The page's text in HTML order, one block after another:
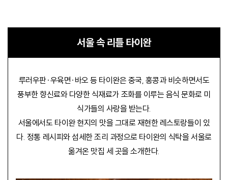
서울 속 리틀 타이완
루러우판·우육면·바오 등 타이완은 중국, 홍콩과 비슷하면서도
풍부한 향신료와 다양한 식재료가 조화를 이루는 음식 문화로 미
식가들의 사랑을 받는다.
서울에서도 타이완 현지의 맛을 그대로 재현한 레스토랑들이 있
다. 정통 레시피와 섬세한 조리 과정으로 타이완의 식탁을 서울로
옮겨온 맛집 세 곳을 소개한다.